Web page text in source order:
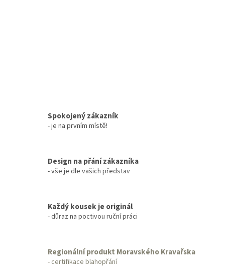
Spokojený zákazník
- je na prvním místě!
Design na přání zákazníka
- vše je dle vašich představ
Každý kousek je originál
- důraz na poctivou ruční práci
Regionální produkt Moravského Kravařska
- certifikace blahopřání